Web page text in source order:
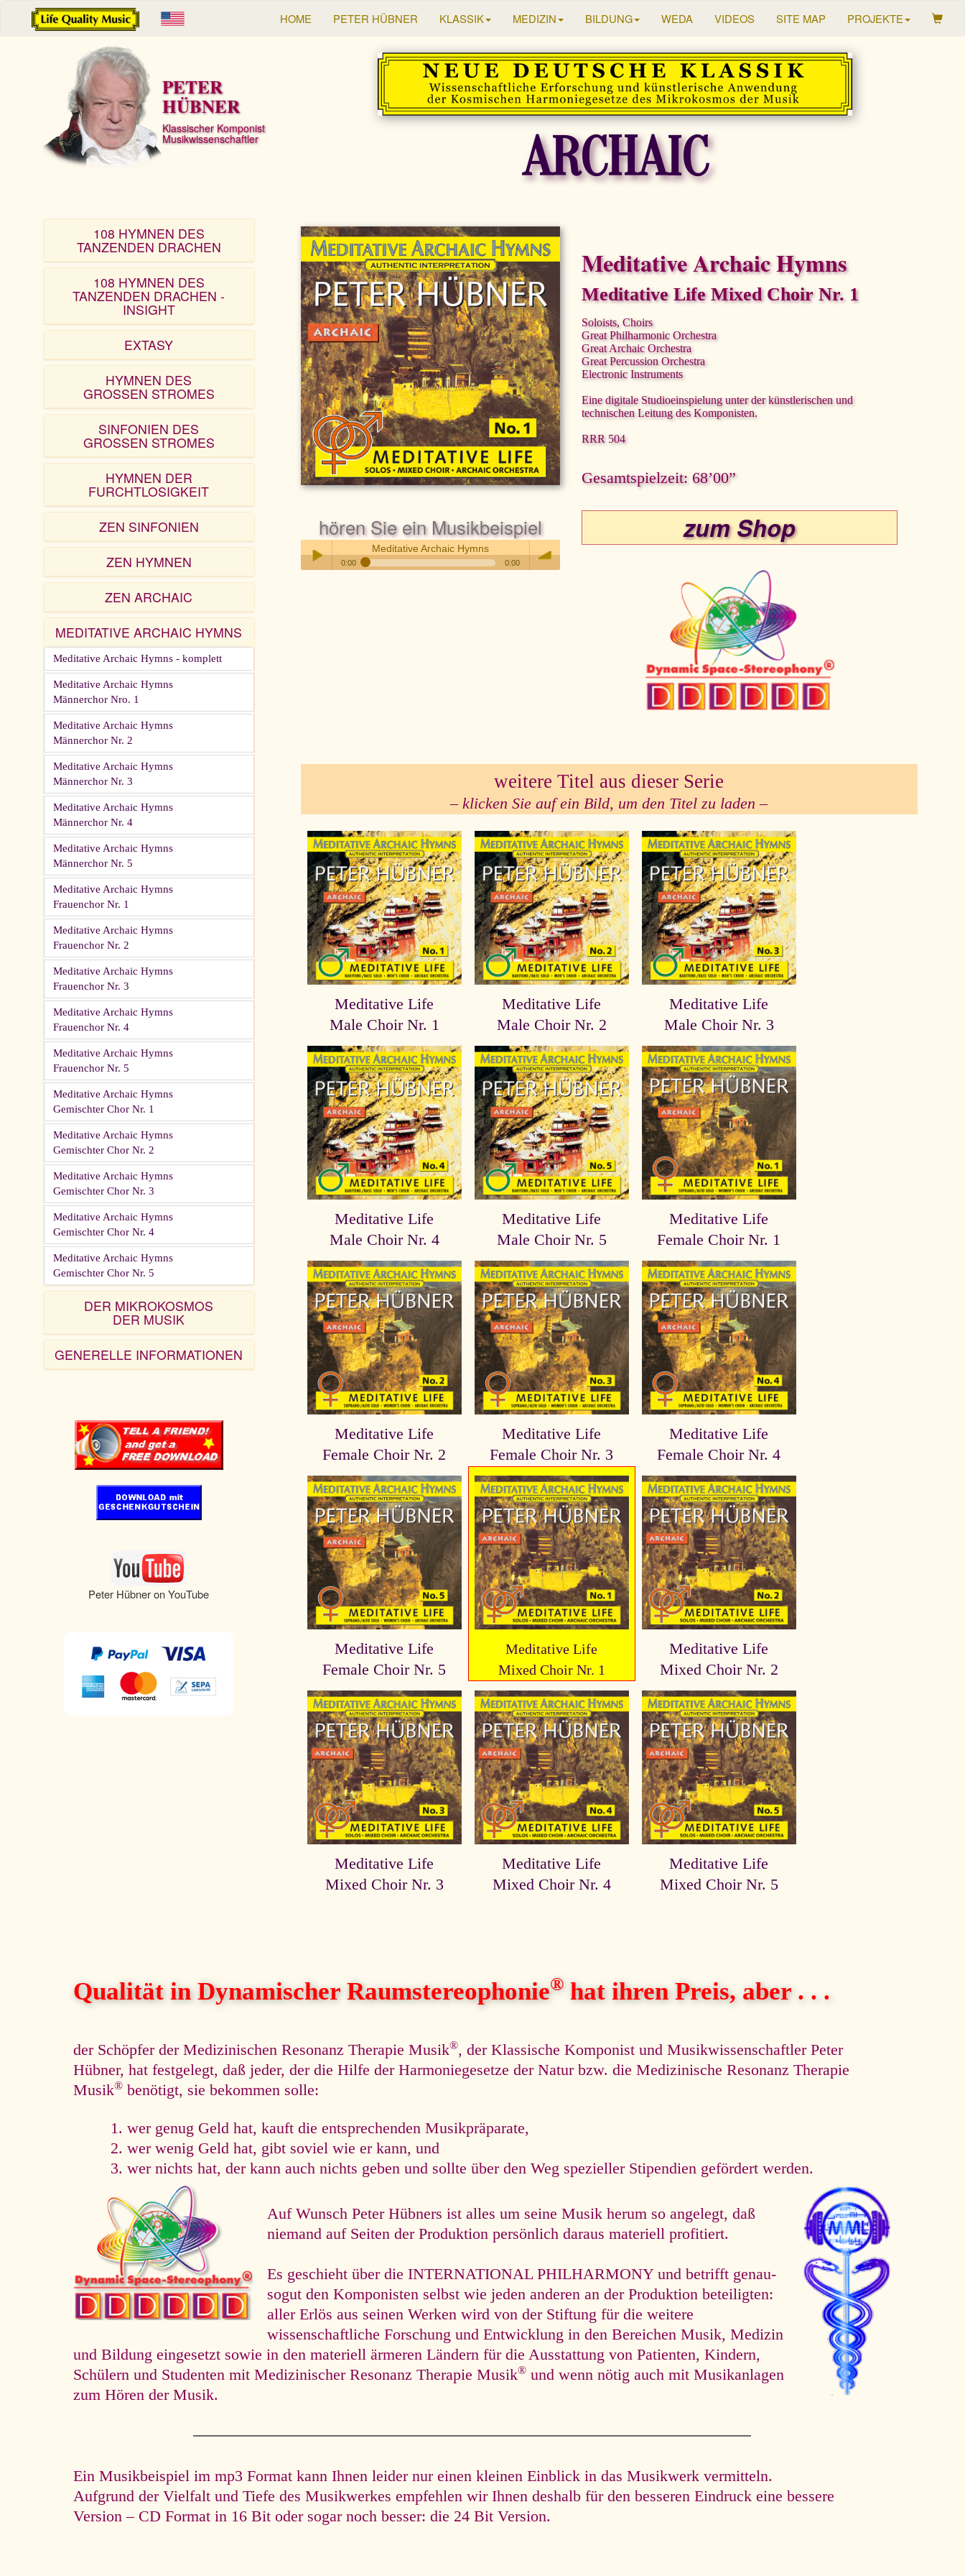
HOME PETER HÜBNER KLASSIK MEDIZIN BILDUNG WEDA VIDEOS SITE MAP PROJEKTE
PETER
HÜBNER
Klassischer Komponist
Musikwissenschaftler
108 HYMNEN DES
TANZENDEN DRACHEN
108 HYMNEN DES
TANZENDEN DRACHEN -
INSIGHT
EXTASY
HYMNEN DES
GROSSEN STROMES
SINFONIEN DES
GROSSEN STROMES
HYMNEN DER
FURCHTLOSIGKEIT
ZEN SINFONIEN
ZEN HYMNEN
ZEN ARCHAIC
MEDITATIVE ARCHAIC HYMNS
Meditative Archaic Hymns - komplett
Meditative Archaic Hymns
Männerchor Nro. 1
Meditative Archaic Hymns
Männerchor Nr. 2
Meditative Archaic Hymns
Männerchor Nr. 3
Meditative Archaic Hymns
Männerchor Nr. 4
Meditative Archaic Hymns
Männerchor Nr. 5
Meditative Archaic Hymns
Frauenchor Nr. 1
Meditative Archaic Hymns
Frauenchor Nr. 2
Meditative Archaic Hymns
Frauenchor Nr. 3
Meditative Archaic Hymns
Frauenchor Nr. 4
Meditative Archaic Hymns
Frauenchor Nr. 5
Meditative Archaic Hymns
Gemischter Chor Nr. 1
Meditative Archaic Hymns
Gemischter Chor Nr. 2
Meditative Archaic Hymns
Gemischter Chor Nr. 3
Meditative Archaic Hymns
Gemischter Chor Nr. 4
Meditative Archaic Hymns
Gemischter Chor Nr. 5
DER MIKROKOSMOS
DER MUSIK
GENERELLE INFORMATIONEN
Peter Hübner on YouTube
ARCHAIC
hören Sie ein Musikbeispiel
Meditative Archaic Hymns
0:00 0:00
Meditative Archaic Hymns
Meditative Life Mixed Choir Nr. 1
Soloists, Choirs
Great Philharmonic Orchestra
Great Archaic Orchestra
Great Percussion Orchestra
Electronic Instruments
Eine digitale Studioeinspielung unter der künstlerischen und
technischen Leitung des Komponisten.
RRR 504
Gesamtspielzeit: 68’00”
zum Shop
weitere Titel aus dieser Serie
– klicken Sie auf ein Bild, um den Titel zu laden –
Meditative Life
Male Choir Nr. 1
Meditative Life
Male Choir Nr. 2
Meditative Life
Male Choir Nr. 3
Meditative Life
Male Choir Nr. 4
Meditative Life
Male Choir Nr. 5
Meditative Life
Female Choir Nr. 1
Meditative Life
Female Choir Nr. 2
Meditative Life
Female Choir Nr. 3
Meditative Life
Female Choir Nr. 4
Meditative Life
Female Choir Nr. 5
Meditative Life
Mixed Choir Nr. 1
Meditative Life
Mixed Choir Nr. 2
Meditative Life
Mixed Choir Nr. 3
Meditative Life
Mixed Choir Nr. 4
Meditative Life
Mixed Choir Nr. 5
Qualität in Dynamischer Raumstereophonie® hat ihren Preis, aber . . .
der Schöpfer der Medizinischen Resonanz Therapie Musik®, der Klassische Komponist und Musikwissenschaftler Peter
Hübner, hat festgelegt, daß jeder, der die Hilfe der Harmoniegesetze der Natur bzw. die Medizinische Resonanz Therapie
Musik® benötigt, sie bekommen solle:
wer genug Geld hat, kauft die entsprechenden Musikpräparate,
wer wenig Geld hat, gibt soviel wie er kann, und
wer nichts hat, der kann auch nichts geben und sollte über den Weg spezieller Stipendien gefördert werden.
Auf Wunsch Peter Hübners ist alles um seine Musik herum so angelegt, daß
niemand auf Seiten der Produktion persönlich daraus materiell profitiert.
Es geschieht über die INTERNATIONAL PHILHARMONY und betrifft ge­nau­
so­gut den Komponisten selbst wie jeden anderen an der Produktion beteiligten:
aller Erlös aus seinen Werken wird von der Stiftung für die weitere
wissenschaftliche Forschung und Entwicklung in den Bereichen Musik, Medizin
und Bildung eingesetzt sowie in den materiell ärmeren Ländern für die Ausstattung von Patienten, Kindern,
Schülern und Studenten mit Medizinischer Resonanz Therapie Musik® und wenn nötig auch mit Musikanlagen
zum Hören der Musik.
Ein Musikbeispiel im mp3 Format kann Ihnen leider nur einen kleinen Einblick in das Musikwerk vermitteln.
Aufgrund der Vielfalt und Tiefe des Musikwerkes empfehlen wir Ihnen deshalb für den besseren Eindruck eine bessere
Version – CD Format in 16 Bit oder sogar noch besser: die 24 Bit Version.